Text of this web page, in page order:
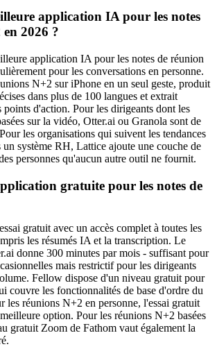
application IA pour les notes
2026 ?
application IA pour les notes de réunion
pour les conversations en personne.
N+2 sur iPhone en un seul geste, produit
dans plus de 100 langues et extrait
points d'action. Pour les dirigeants dont les
sur la vidéo, Otter.ai ou Granola sont de
les organisations qui suivent les tendances
système RH, Lattice ajoute une couche de
personnes qu'aucun autre outil ne fournit.
gratuite pour les notes de
gratuit avec un accès complet à toutes les
les résumés IA et la transcription. Le
donne 300 minutes par mois - suffisant pour
mais restrictif pour les dirigeants
Fellow dispose d'un niveau gratuit pour
couvre les fonctionnalités de base d'ordre du
les réunions N+2 en personne, l'essai gratuit
option. Pour les réunions N+2 basées
gratuit Zoom de Fathom vaut également la